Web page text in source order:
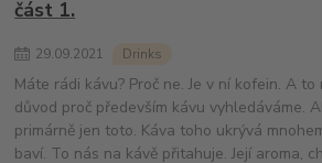
část 1.
29.09.2021 Drinks
Máte rádi kávu? Proč ne. Je v ní kofein. A to
důvod proč především kávu vyhledáváme.
primárně jen toto. Káva toho ukrývá
baví. To nás na kávě přitahuje. Její aroma,